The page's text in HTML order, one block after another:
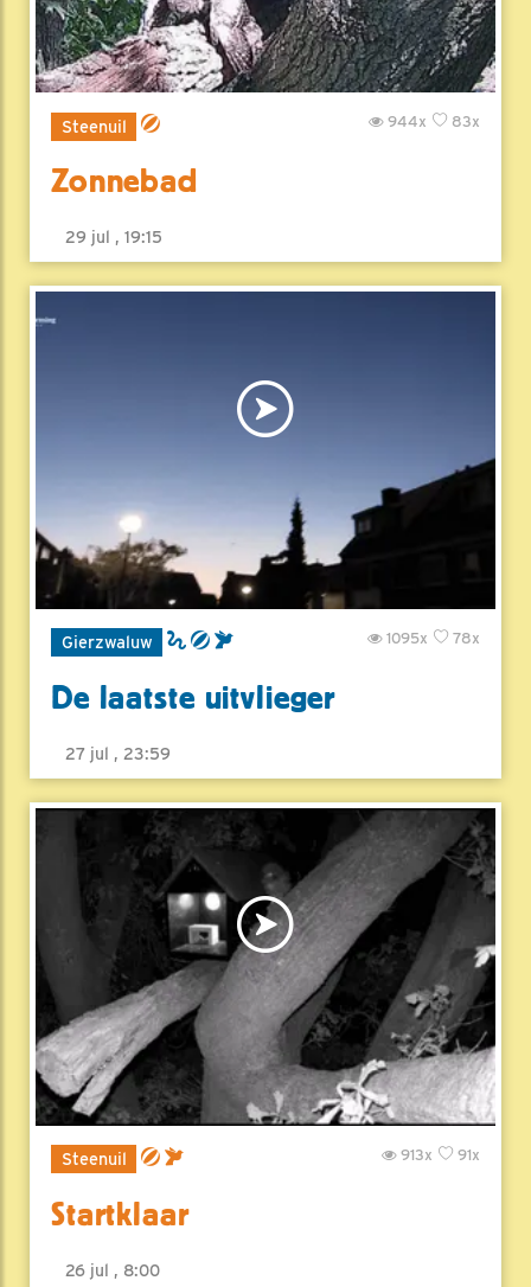
Steenuil 83x
944x
Zonnebad
29 jul , 19:15
Gierzwaluw 78x
1095x
De laatste uitvlieger
27 jul , 23:59
Steenuil 91x
913x
Startklaar
26 jul , 8:00